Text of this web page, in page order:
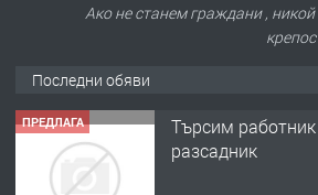
Ако не станем граждани ,
Последни обяви
ПРЕДЛАГА 🌱 Работник в